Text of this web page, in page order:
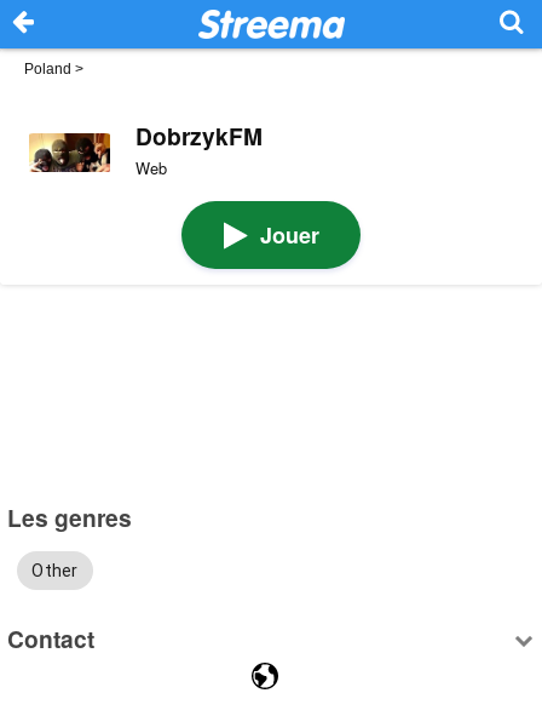
Poland >
DobrzykFM
Web
Jouer
Les genres
Other
Contact